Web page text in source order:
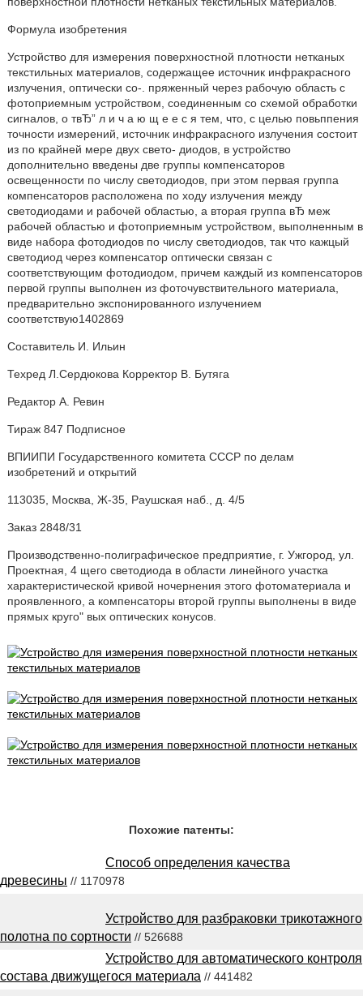
Формула изобретения
Устройство для измерения поверхностной плотности нетканых
текстильных материалов, содержащее источник инфракрасного
излучения, оптически со-. пряженный через рабочую область с
фотоприемным устройством, соединенным со схемой обработки
сигналов, о твЂ” л и ч а ю щ е е с я тем, что, с целью повьппения
точности измерений, источник инфракрасного излучения состоит
из по крайней мере двух свето- диодов, в устройство
дополнительно введены две группы компенсаторов
освещенности по числу светодиодов, при этом первая группа
компенсаторов расположена по ходу излучения между
светодиодами и рабочей областью, а вторая группа вЂ меж
рабочей областью и фотоприемным устройством, выполненным в
виде набора фотодиодов по числу светодиодов, так что кажцый
светодиод через компенсатор оптически связан с
соответствующим фотодиодом, причем каждый из компенсаторов
первой группы выполнен из фоточувствительного материала,
предварительно экспонированного излучением
соответствую1402869
Составитель И. Ильин
Техред Л.Сердюкова Корректор В. Бутяга
Редактор А. Ревин
Тираж 847 Подписное
ВПИИПИ Государственного комитета СССР по делам
изобретений и открытий
113035, Москва, Ж-35, Раушская наб., д. 4/5
Заказ 2848/31
Производственно-полиграфическое предприятие, г. Ужгород, ул.
Проектная, 4 щего светодиода в области линейного участка
характеристической кривой ночернения этого фотоматериала и
проявленного, а компенсаторы второй группы выполнены в виде
прямых круго" вых оптических конусов.
Похожие патенты:
Способ определения качества
древесины // 1170978
Устройство для разбраковки трикотажного
полотна по сортности // 526688
Устройство для автоматического контроля
состава движущегося материала // 441482